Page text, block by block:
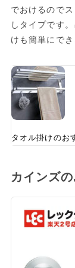
でおけるので
しタイプです
けも簡単にでき
タオル掛けのお
カインズ